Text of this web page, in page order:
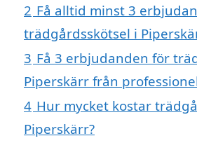
2 Få alltid minst 3
trädgårdsskötsel i
3 Få 3 erbjudanden för
Piperskärr från
4 Hur mycket kostar
Piperskärr?